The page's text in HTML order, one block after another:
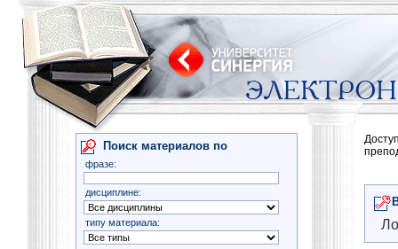
Поиск материалов по
фразе:
дисциплине:
типу материала: